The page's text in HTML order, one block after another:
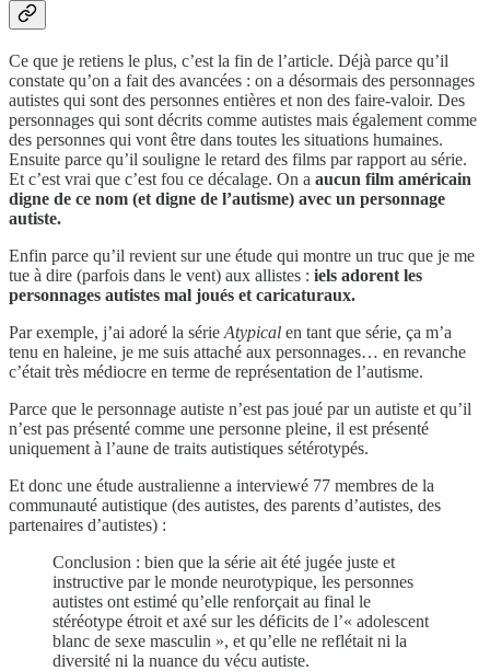
Ce que je retiens le plus, c’est la fin de l’article. Déjà parce qu’il
constate qu’on a fait des avancées : on a désormais des personnages
autistes qui sont des personnes entières et non des faire-valoir. Des
personnages qui sont décrits comme autistes mais également comme
des personnes qui vont être dans toutes les situations humaines.
Ensuite parce qu’il souligne le retard des films par rapport au série.
Et c’est vrai que c’est fou ce décalage. On a aucun film américain
digne de ce nom (et digne de l’autisme) avec un personnage
autiste.
Enfin parce qu’il revient sur une étude qui montre un truc que je me
tue à dire (parfois dans le vent) aux allistes : iels adorent les
personnages autistes mal joués et caricaturaux.
Par exemple, j’ai adoré la série Atypical en tant que série, ça m’a
tenu en haleine, je me suis attaché aux personnages… en revanche
c’était très médiocre en terme de représentation de l’autisme.
Parce que le personnage autiste n’est pas joué par un autiste et qu’il
n’est pas présenté comme une personne pleine, il est présenté
uniquement à l’aune de traits autistiques sétérotypés.
Et donc une étude australienne a interviewé 77 membres de la
communauté autistique (des autistes, des parents d’autistes, des
partenaires d’autistes) :
Conclusion : bien que la série ait été jugée juste et
instructive par le monde neurotypique, les personnes
autistes ont estimé qu’elle renforçait au final le
stéréotype étroit et axé sur les déficits de l’« adolescent
blanc de sexe masculin », et qu’elle ne reflétait ni la
diversité ni la nuance du vécu autiste.